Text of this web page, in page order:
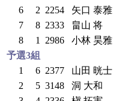
6
2 2254 矢口 泰雅
7
8 2333 畠山 将
8
1 2986 小林 昊雅
予選3組
1
6 2377 山田 晄士
2
5 3148 洞 大和